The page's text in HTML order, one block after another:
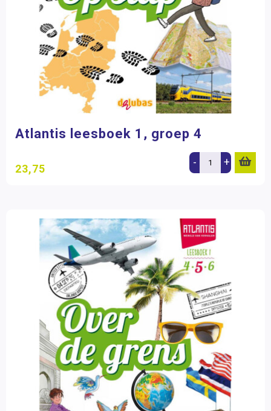
Atlantis leesboek 1, groep 4
23,75 - +